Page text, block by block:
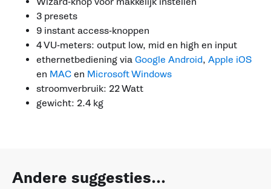
3 presets
9 instant access-knoppen
4 VU-meters: output low, mid en high en input
ethernetbediening via Google Android, Apple iOS
en MAC en Microsoft Windows
stroomverbruik: 22 Watt
gewicht: 2.4 kg
Andere suggesties...